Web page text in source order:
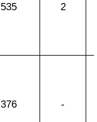
535 2
376 -